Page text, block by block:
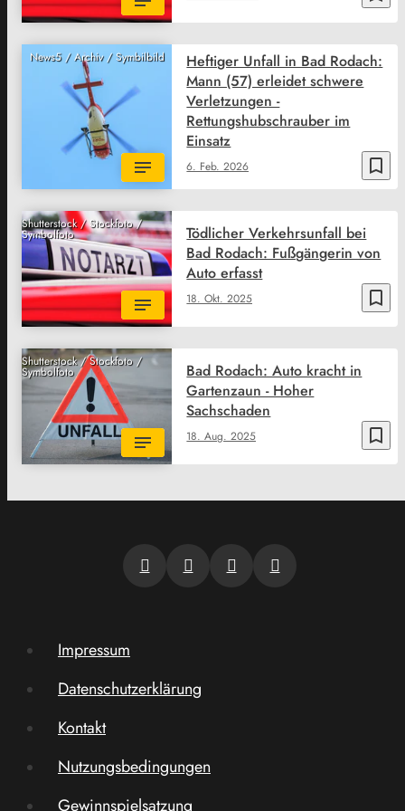
News5 / Archiv / Symbilbild
bookmark_border
6. Feb. 2026
Heftiger Unfall in Bad Rodach:
Mann (57) erleidet schwere
Verletzungen -
Rettungshubschrauber im
Einsatz
Shutterstock / Stockfoto /
Symbolfoto
bookmark_border
18. Okt. 2025
Tödlicher Verkehrsunfall bei
Bad Rodach: Fußgängerin von
Auto erfasst
Shutterstock / Stockfoto /
Symbolfoto
bookmark_border
18. Aug. 2025
Bad Rodach: Auto kracht in
Gartenzaun - Hoher
Sachschaden
Impressum
Datenschutzerklärung
Kontakt
Nutzungsbedingungen
Gewinnspielsatzung